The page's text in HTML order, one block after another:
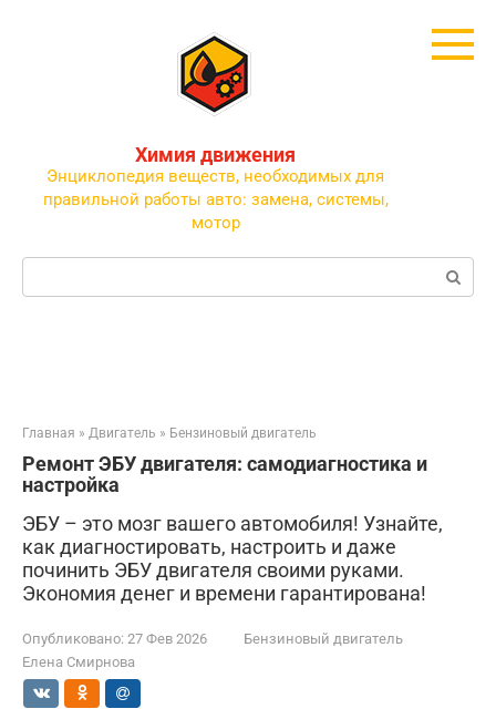
Химия движения
Энциклопедия веществ, необходимых для
правильной работы авто: замена, системы,
мотор
Поиск:
Главная » Двигатель » Бензиновый двигатель
Ремонт ЭБУ двигателя: самодиагностика и
настройка
ЭБУ – это мозг вашего автомобиля! Узнайте,
как диагностировать, настроить и даже
починить ЭБУ двигателя своими руками.
Экономия денег и времени гарантирована!
Опубликовано: 27 Фев 2026
Бензиновый двигатель
Елена Смирнова